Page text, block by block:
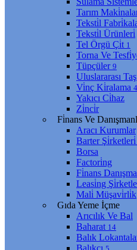
Tarım
Teksti̇l
Teksti̇l Ürünleri̇
Tel Örgü Çi̇t 1
Torna Ve
Tüpçüler 9
Uluslararası
Vi̇nç Ki̇ralama 4
Yakıcı Ci̇haz
Zi̇nci̇r
Fi̇nans Ve
Aracı Kurumlar
Barter Şi̇rketleri̇
Borsa
Factori̇ng
Fi̇nans
Leasi̇ng
Mali̇ Müşavi̇rli̇k
Gıda Yeme İçme
Arıcılık Ve Bal
Baharat 14
Balık
Balıkçı